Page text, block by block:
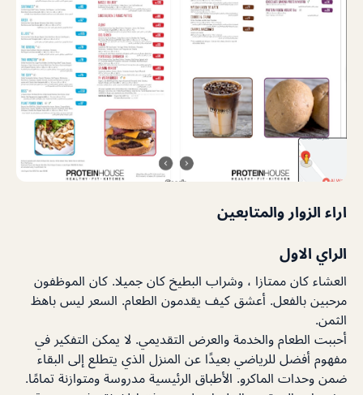
اراء الزوار والمتابعين
الراي الاول
العشاء كان ممتازا ، وشراب البطيخ كان جميلا. كان الموظفون
مرحبين بالفعل. أعشق كيف يقدمون الطعام. السعر ليس باهظ
الثمن.
أحببت الطعام والخدمة والعرض التقديمي. لا يمكن التفكير في
مفهوم أفضل للرياضي بعيدًا عن المنزل الذي يتطلع إلى البقاء
ضمن وحدات الماكرو. الأطباق الرئيسية مدروسة ومتوازنة تمامًا.